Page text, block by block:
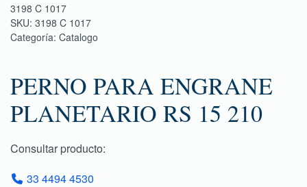
3198 C 1017
SKU: 3198 C 1017
Categoría: Catalogo
PERNO PARA ENGRANE
PLANETARIO RS 15 210
Consultar producto:
33 4494 4530